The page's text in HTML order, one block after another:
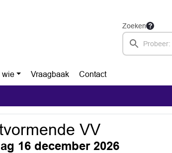
Zoeken
wie Vraagbaak Contact
VV
16 december 2026